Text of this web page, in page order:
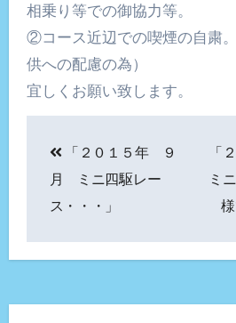
相乗り等での御協力等。
②コース近辺での喫煙の自粛
供への配慮の為）
宜しくお願い致します。
稿
ナ
ビ
「２０１５年 ９
月 ミニ四駆レー
ス・・・」
「
ミ